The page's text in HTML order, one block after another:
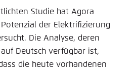
Studie hat Agora
der Elektrifizierung
Die Analyse, deren
Deutsch verfügbar ist,
die heute vorhandenen